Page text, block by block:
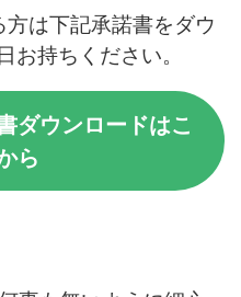
は下記承諾書をダウ
お持ちください。
ダウンロードはこ
ら